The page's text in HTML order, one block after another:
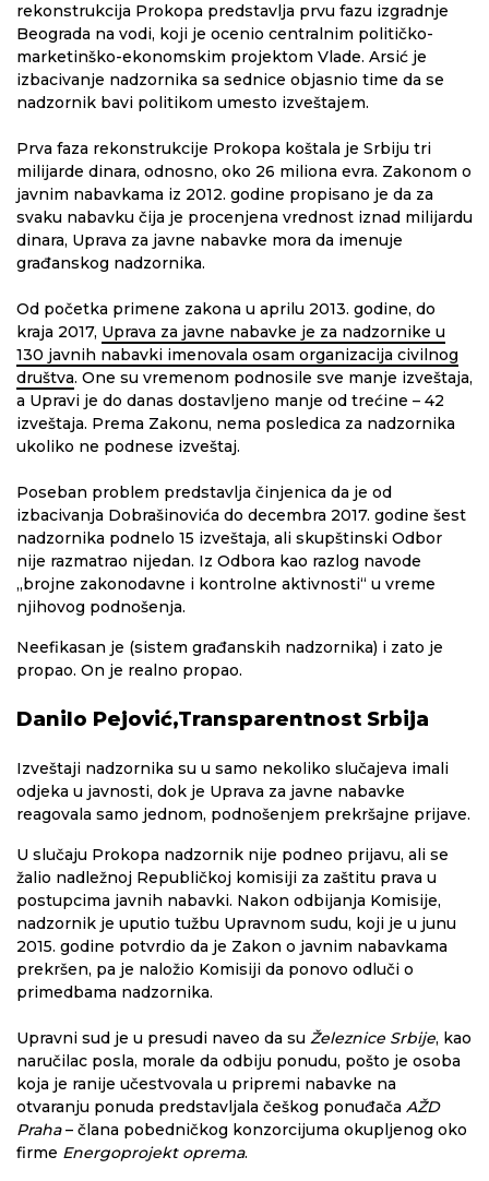
rekonstrukcija Prokopa predstavlja prvu fazu izgradnje
Beograda na vodi, koji je ocenio centralnim političko-
marketinško-ekonomskim projektom Vlade. Arsić je
izbacivanje nadzornika sa sednice objasnio time da se
nadzornik bavi politikom umesto izveštajem.
Prva faza rekonstrukcije Prokopa koštala je Srbiju tri
milijarde dinara, odnosno, oko 26 miliona evra. Zakonom o
javnim nabavkama iz 2012. godine propisano je da za
svaku nabavku čija je procenjena vrednost iznad milijardu
dinara, Uprava za javne nabavke mora da imenuje
građanskog nadzornika.
Od početka primene zakona u aprilu 2013. godine, do
kraja 2017, Uprava za javne nabavke je za nadzornike u
130 javnih nabavki imenovala osam organizacija civilnog
društva. One su vremenom podnosile sve manje izveštaja,
a Upravi je do danas dostavljeno manje od trećine – 42
izveštaja. Prema Zakonu, nema posledica za nadzornika
ukoliko ne podnese izveštaj.
Poseban problem predstavlja činjenica da je od
izbacivanja Dobrašinovića do decembra 2017. godine šest
nadzornika podnelo 15 izveštaja, ali skupštinski Odbor
nije razmatrao nijedan. Iz Odbora kao razlog navode
„brojne zakonodavne i kontrolne aktivnosti“ u vreme
njihovog podnošenja.
Neefikasan je (sistem građanskih nadzornika) i zato je
propao. On je realno propao.
Danilo Pejović,Transparentnost Srbija
Izveštaji nadzornika su u samo nekoliko slučajeva imali
odjeka u javnosti, dok je Uprava za javne nabavke
reagovala samo jednom, podnošenjem prekršajne prijave.
U slučaju Prokopa nadzornik nije podneo prijavu, ali se
žalio nadležnoj Republičkoj komisiji za zaštitu prava u
postupcima javnih nabavki. Nakon odbijanja Komisije,
nadzornik je uputio tužbu Upravnom sudu, koji je u junu
2015. godine potvrdio da je Zakon o javnim nabavkama
prekršen, pa je naložio Komisiji da ponovo odluči o
primedbama nadzornika.
Upravni sud je u presudi naveo da su Železnice Srbije, kao
naručilac posla, morale da odbiju ponudu, pošto je osoba
koja je ranije učestvovala u pripremi nabavke na
otvaranju ponuda predstavljala češkog ponuđača AŽD
Praha– člana pobedničkog konzorcijuma okupljenog oko
firme Energoprojekt oprema.